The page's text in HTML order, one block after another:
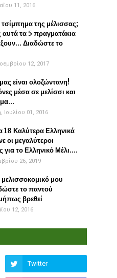
11, 2016
της μέλισσας;
αυτά τα 5 πραγματάκια
Διαδώστε το
12, 2017
είναι ολοζώντανη!
μέσα σε μελίσσι και
Ιουλίου 01, 2016
18 Καλύτερα Ελληνικά
οι μεγαλύτεροι
για το Ελληνικό Μέλι....
26, 2019
μου
το παντού
βρεθεί
12, 2016